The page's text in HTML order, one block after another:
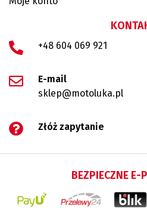
+48 604 069 921
E-mail
sklep@motoluka.pl
Złóż zapytanie
BEZPIECZNE E-